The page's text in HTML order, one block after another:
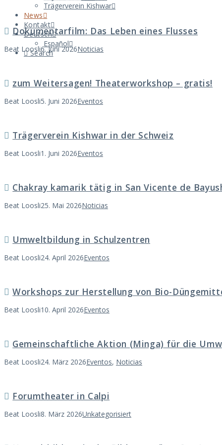
Trägerverein Kishwar
News
Kontakt
Deutsch
Español
Search
Dokumentarfilm: Das Leben eines Flusses
Beat Loosli6. Juni 2026Noticias
zum Weitersagen! Theaterworkshop – gratis!
Beat Loosli5. Juni 2026Eventos
Trägerverein Kishwar in der Schweiz
Beat Loosli1. Juni 2026Eventos
Chakray kamarik tätig in San Vicente de
Beat Loosli25. Mai 2026Noticias
Umweltbildung in Schulzentren
Beat Loosli24. April 2026Eventos
Workshops zur Herstellung von Bio-
Beat Loosli10. April 2026Eventos
Gemeinschaftliche Aktion (Minga) für die
Beat Loosli24. März 2026Eventos, Noticias
Forumtheater in Calpi
Beat Loosli8. März 2026Unkategorisiert